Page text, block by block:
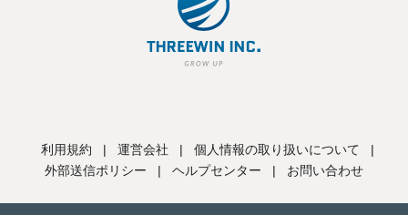
利用規約 | 運営会社 | 個人情報の取り扱いについて
|
外部送信ポリシー
| ヘルプセンター | お問い合わせ